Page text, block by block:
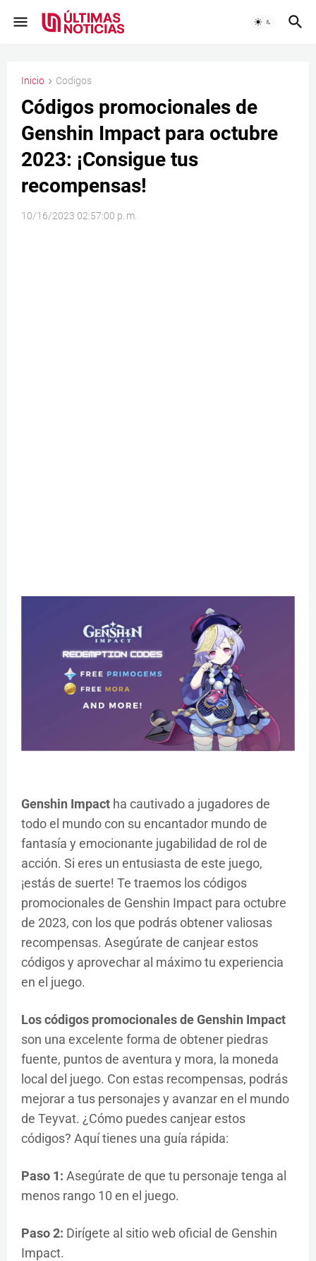
Inicio Codigos
Códigos promocionales de
Genshin Impact para octubre
2023: ¡Consigue tus
recompensas!
10/16/2023 02:57:00 p. m.
Genshin Impact ha cautivado a jugadores de
todo el mundo con su encantador mundo de
fantasía y emocionante jugabilidad de rol de
acción. Si eres un entusiasta de este juego,
¡estás de suerte! Te traemos los códigos
promocionales de Genshin Impact para octubre
de 2023, con los que podrás obtener valiosas
recompensas. Asegúrate de canjear estos
códigos y aprovechar al máximo tu experiencia
en el juego.
Los códigos promocionales de Genshin Impact
son una excelente forma de obtener piedras
fuente, puntos de aventura y mora, la moneda
local del juego. Con estas recompensas, podrás
mejorar a tus personajes y avanzar en el mundo
de Teyvat. ¿Cómo puedes canjear estos
códigos? Aquí tienes una guía rápida:
Paso 1: Asegúrate de que tu personaje tenga al
menos rango 10 en el juego.
Paso 2: Dirígete al sitio web oficial de Genshin
Impact.